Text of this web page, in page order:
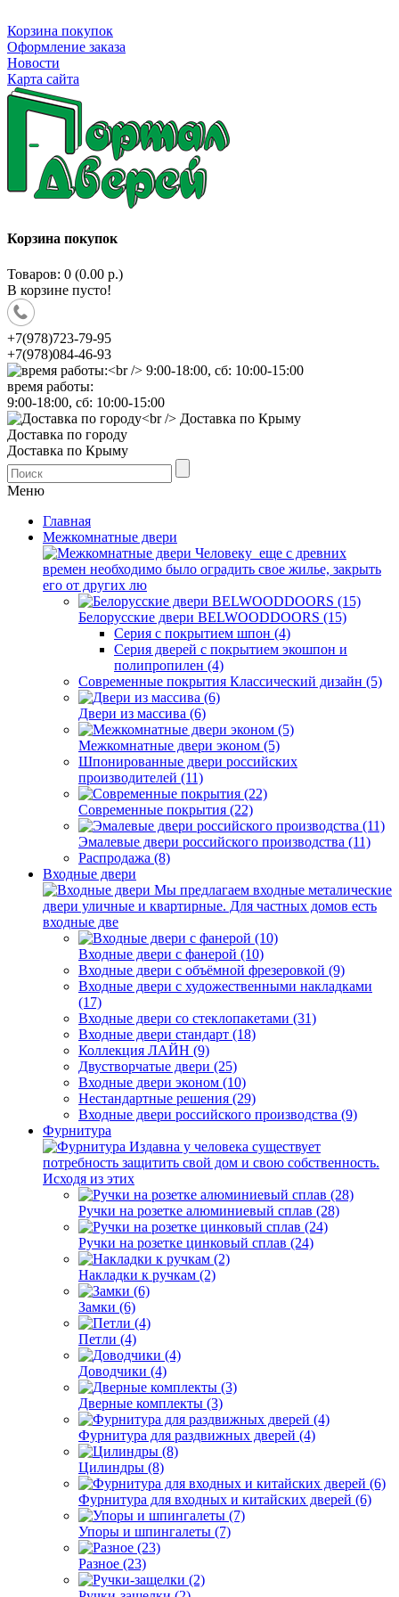
Корзина покупок
Оформление заказа
Новости
Карта сайта
Корзина покупок
Товаров: 0 (0.00 р.)
В корзине пусто!
+7(978)723-79-95
+7(978)084-46-93
время работы:
9:00-18:00, сб: 10:00-15:00
Доставка по городу
Доставка по Крыму
Меню
Главная
Межкомнатные двери
Человеку еще с древних
времен необходимо было оградить свое жилье, закрыть
его от других лю
Белорусские двери BELWOODDOORS (15)
Серия с покрытием шпон (4)
Серия дверей с покрытием экошпон и
полипропилен (4)
Современные покрытия Классический дизайн (5)
Двери из массива (6)
Межкомнатные двери эконом (5)
Шпонированные двери российских
производителей (11)
Современные покрытия (22)
Эмалевые двери российского производства (11)
Распродажа (8)
Входные двери
Мы предлагаем входные металические
двери уличные и квартирные. Для частных домов есть
входные две
Входные двери с фанерой (10)
Входные двери с объёмной фрезеровкой (9)
Входные двери с художественными накладками
(17)
Входные двери со стеклопакетами (31)
Входные двери стандарт (18)
Коллекция ЛАЙН (9)
Двустворчатые двери (25)
Входные двери эконом (10)
Нестандартные решения (29)
Входные двери российского производства (9)
Фурнитура
Издавна у человека существует
потребность защитить свой дом и свою собственность.
Исходя из этих
Ручки на розетке алюминиевый сплав (28)
Ручки на розетке цинковый сплав (24)
Накладки к ручкам (2)
Замки (6)
Петли (4)
Доводчики (4)
Дверные комплекты (3)
Фурнитура для раздвижных дверей (4)
Цилиндры (8)
Фурнитура для входных и китайских дверей (6)
Упоры и шпингалеты (7)
Разное (23)